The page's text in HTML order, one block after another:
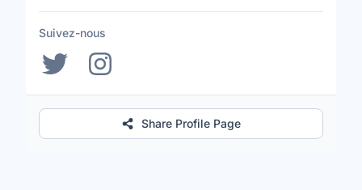
Suivez-nous
Share Profile Page